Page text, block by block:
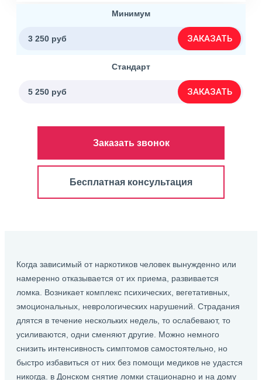
Минимум
3 250 руб ЗАКАЗАТЬ
Стандарт
5 250 руб ЗАКАЗАТЬ
Заказать звонок
Бесплатная консультация
Когда зависимый от наркотиков человек вынужденно или
намеренно отказывается от их приема, развивается
ломка. Возникает комплекс психических, вегетативных,
эмоциональных, неврологических нарушений. Страдания
длятся в течение нескольких недель, то ослабевают, то
усиливаются, одни сменяют другие. Можно немного
снизить интенсивность симптомов самостоятельно, но
быстро избавиться от них без помощи медиков не удастся
никогда. в Донском снятие ломки стационарно и на дому